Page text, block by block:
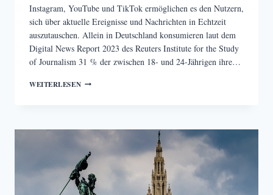
Instagram, YouTube und TikTok ermöglichen es den Nutzern,
sich über aktuelle Ereignisse und Nachrichten in Echtzeit
auszutauschen. Allein in Deutschland konsumieren laut dem
Digital News Report 2023 des Reuters Institute for the Study
of Journalism 31 % der zwischen 18- und 24-Jährigen ihre…
WEITERLESENDIE